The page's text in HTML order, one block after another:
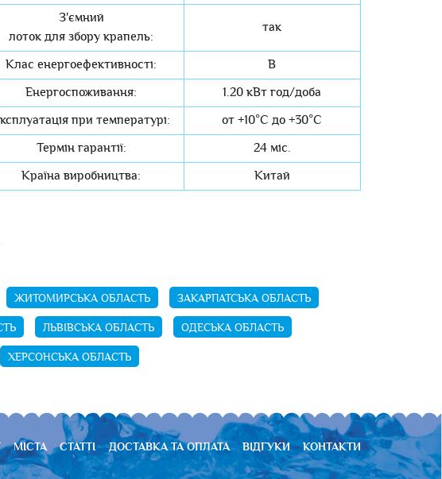
З'ємний
лоток для збору крапель:
так
Клас енергоефективності:
В
Енергоспоживання:
1.20 кВт год/доба
при температурі:
от +10°C до +30°C
Термін гарантії:
24 міс.
Країна виробництва:
Китай
ЖИТОМИРСЬКА ОБЛАСТЬ
ЗАКАРПАТСЬКА ОБЛАСТЬ
ЛЬВІВСЬКА ОБЛАСТЬ
ОДЕСЬКА ОБЛАСТЬ
ХЕРСОНСЬКА ОБЛАСТЬ
МІСТА СТАТТІ ДОСТАВКА ТА ОПЛАТА ВІДГУКИ КОНТАКТИ